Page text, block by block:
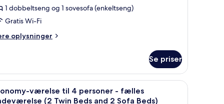
1 dobbeltseng og 1 sovesofa (enkeltseng)
Gratis Wi-Fi
oplysninger
Se priser
skrivebord, en stol, et lille badeværelse og et vindue med gardiner.
Et hotelværelse med en seng, et
8
værelse til 4 personer - fælles
(2 Twin Beds and 2 Sofa Beds)